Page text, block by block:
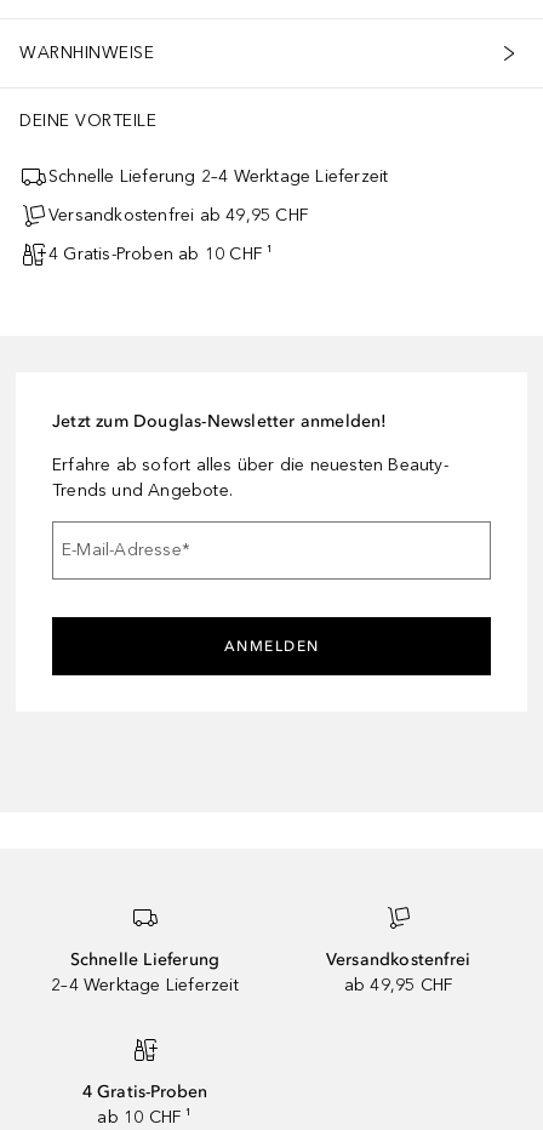
WARNHINWEISE
DEINE VORTEILE
Schnelle Lieferung 2–4 Werktage Lieferzeit
Versandkostenfrei ab 49,95 CHF
4 Gratis-Proben ab 10 CHF ¹
Jetzt zum Douglas-Newsletter anmelden!
Erfahre ab sofort alles über die neuesten Beauty-
Trends und Angebote.
E-Mail-Adresse*
ANMELDEN
Schnelle Lieferung
2–4 Werktage Lieferzeit
Versandkostenfrei
ab 49,95 CHF
4 Gratis-Proben
ab 10 CHF ¹